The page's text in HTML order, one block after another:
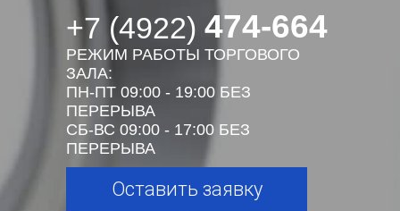
+7 (4922) 474-664
РЕЖИМ РАБОТЫ ТОРГОВОГО
ЗАЛА:
ПН-ПТ 09:00 - 19:00 БЕЗ
ПЕРЕРЫВА
СБ-ВС 09:00 - 17:00 БЕЗ
ПЕРЕРЫВА
Оставить заявку